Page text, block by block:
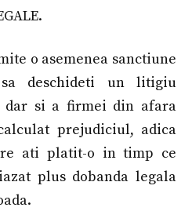
o asemenea sanctiune
deschideti un litigiu
dar si a firmei din afara
prejudiciul, adica
ati platit-o in timp ce
plus dobanda legala